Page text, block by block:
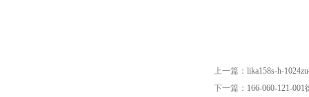
上一篇： lika158s-h-
下一篇： 166-060-121-